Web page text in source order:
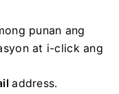
punan ang
at i-click ang
address.